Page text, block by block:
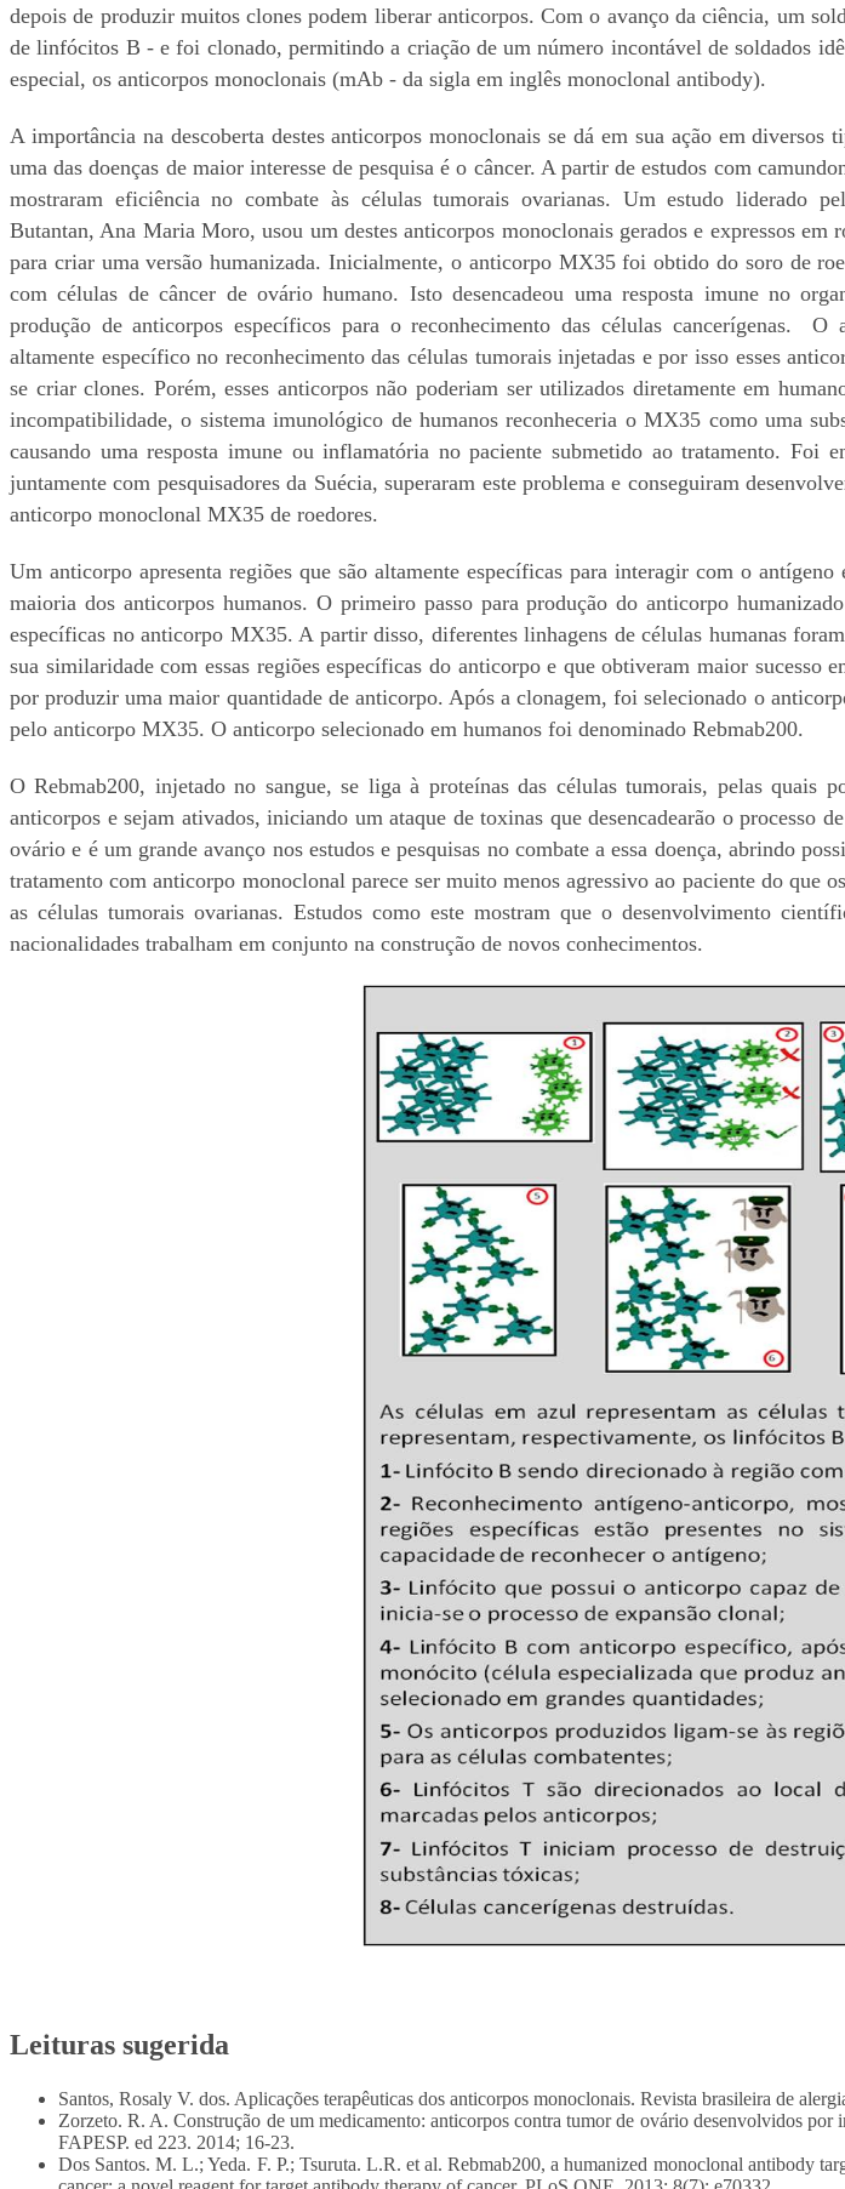
depois de produzir muitos clones podem liberar anticorpos. Com o avanço da ciência, um
de linfócitos B - e foi clonado, permitindo a criação de um número incontável de soldados
especial, os anticorpos monoclonais (mAb - da sigla em inglês monoclonal antibody).
A importância na descoberta destes anticorpos monoclonais se dá em sua ação em diversos
uma das doenças de maior interesse de pesquisa é o câncer. A partir de estudos com
mostraram eficiência no combate às células tumorais ovarianas. Um estudo liderado
Butantan, Ana Maria Moro, usou um destes anticorpos monoclonais gerados e expressos em
para criar uma versão humanizada. Inicialmente, o anticorpo MX35 foi obtido do soro de
com células de câncer de ovário humano. Isto desencadeou uma resposta imune no
produção de anticorpos específicos para o reconhecimento das células cancerígenas. O
altamente específico no reconhecimento das células tumorais injetadas e por isso esses
se criar clones. Porém, esses anticorpos não poderiam ser utilizados diretamente em
incompatibilidade, o sistema imunológico de humanos reconheceria o MX35 como uma
causando uma resposta imune ou inflamatória no paciente submetido ao tratamento. Foi
juntamente com pesquisadores da Suécia, superaram este problema e conseguiram
anticorpo monoclonal MX35 de roedores.
Um anticorpo apresenta regiões que são altamente específicas para interagir com o antígeno
maioria dos anticorpos humanos. O primeiro passo para produção do anticorpo
específicas no anticorpo MX35. A partir disso, diferentes linhagens de células humanas
sua similaridade com essas regiões específicas do anticorpo e que obtiveram maior sucesso
por produzir uma maior quantidade de anticorpo. Após a clonagem, foi selecionado o
pelo anticorpo MX35. O anticorpo selecionado em humanos foi denominado Rebmab200.
O Rebmab200, injetado no sangue, se liga à proteínas das células tumorais, pelas quais
anticorpos e sejam ativados, iniciando um ataque de toxinas que desencadearão o
ovário e é um grande avanço nos estudos e pesquisas no combate a essa doença, abrindo
tratamento com anticorpo monoclonal parece ser muito menos agressivo ao paciente do
as células tumorais ovarianas. Estudos como este mostram que o desenvolvimento
nacionalidades trabalham em conjunto na construção de novos conhecimentos.
Leituras sugerida
Santos, Rosaly V. dos. Aplicações terapêuticas dos anticorpos monoclonais. Revista brasileira de
Zorzeto. R. A. Construção de um medicamento: anticorpos contra tumor de ovário desenvolvidos por
FAPESP. ed 223. 2014; 16-23.
Dos Santos. M. L.; Yeda. F. P.; Tsuruta. L.R. et al. Rebmab200, a humanized monoclonal antibody